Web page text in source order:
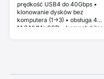
prędkość USB4 do 40Gbps •
klonowanie dysków bez
komputera (1->3) • obsługa 4x
M.2 NVMe SSD • kompatybilna
throttlingu